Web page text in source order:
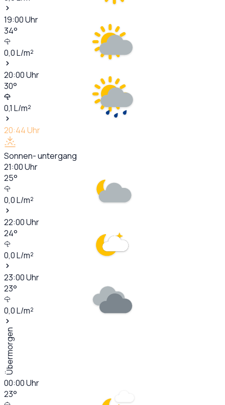
19:00Uhr
34°
0,0L/m²
20:00Uhr
30°
0,1 L/m²
20:44Uhr
Sonnen- untergang
21:00Uhr
25°
0,0L/m²
22:00Uhr
24°
0,0L/m²
23:00Uhr
23°
0,0L/m²
Übermorgen
00:00Uhr
23°